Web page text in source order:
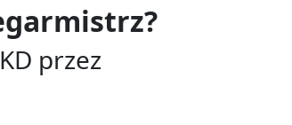
przez